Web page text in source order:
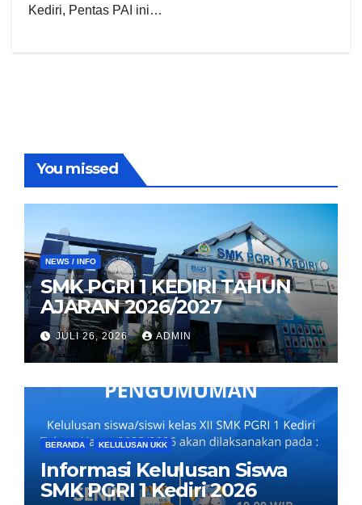
Kediri, Pentas PAI ini…
You missed
NEWS / INFO
SMK PGRI 1 KEDIRI TAHUN
AJARAN 2026/2027
JULI 26, 2026 ADMIN
BERANDA KELULUSAN UKK
Informasi Kelulusan Siswa
SMK PGRI 1 Kediri 2026